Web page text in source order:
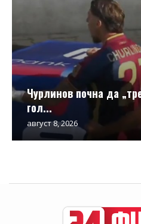
Чурлинов почна да
гол...
август 8, 2026